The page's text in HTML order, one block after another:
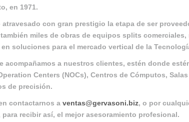
en 1971.
atravesado con gran prestigio la etapa de ser
miles de obras de equipos splits
soluciones para el mercado vertical de la
acompañamos a nuestros clientes, estén donde
Centers (NOCs), Centros de Cómputos,
de precisión.
contactarnos a ventas@gervasoni.biz, o por
para recibir así, el mejor asesoramiento profesional.